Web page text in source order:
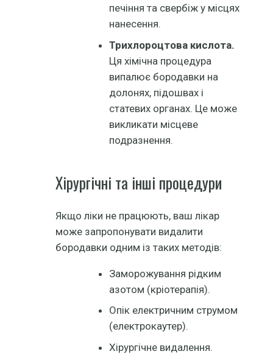
печіння та свербіж у місцях
нанесення.
Трихлороцтова кислота.
Ця хімічна процедура
випалює бородавки на
долонях, підошвах і
статевих органах. Це може
викликати місцеве
подразнення.
Хірургічні та інші процедури
Якщо ліки не працюють, ваш лікар
може запропонувати видалити
бородавки одним із таких методів:
Заморожування рідким
азотом (кріотерапія).
Опік електричним струмом
(електрокаутер).
Хірургічне видалення.